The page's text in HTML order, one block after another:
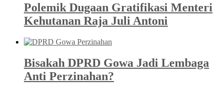
Polemik Dugaan Gratifikasi Menteri
Kehutanan Raja Juli Antoni
Bisakah DPRD Gowa Jadi Lembaga
Anti Perzinahan?